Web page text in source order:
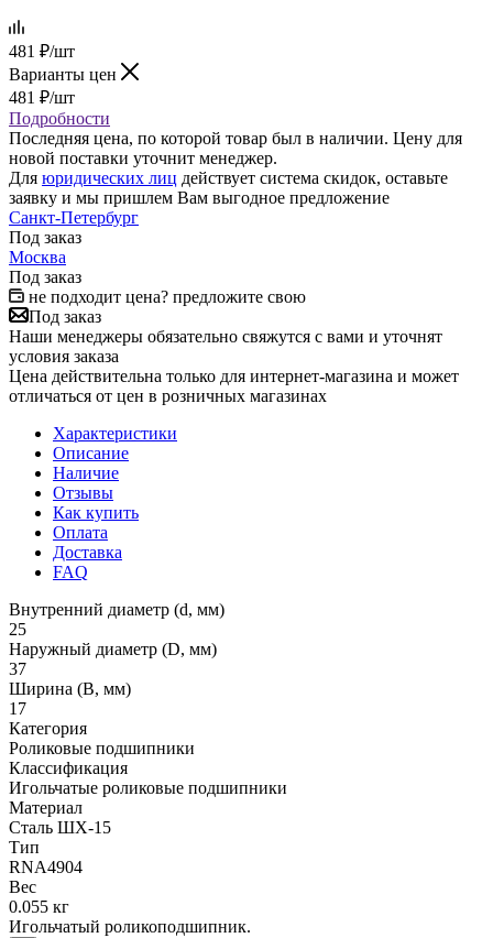
481 ₽/шт
Варианты цен
481 ₽/шт
Подробности
Последняя цена, по которой товар был в наличии. Цену для
новой поставки уточнит менеджер.
Для юридических лиц действует система скидок, оставьте
заявку и мы пришлем Вам выгодное предложение
Санкт-Петербург
Под заказ
Москва
Под заказ
не подходит цена? предложите свою
Под заказ
Наши менеджеры обязательно свяжутся с вами и уточнят
условия заказа
Цена действительна только для интернет-магазина и может
отличаться от цен в розничных магазинах
Характеристики
Описание
Наличие
Отзывы
Как купить
Оплата
Доставка
FAQ
Внутренний диаметр (d, мм)
25
Наружный диаметр (D, мм)
37
Ширина (B, мм)
17
Категория
Роликовые подшипники
Классификация
Игольчатые роликовые подшипники
Материал
Сталь ШХ-15
Тип
RNA4904
Вес
0.055 кг
Игольчатый роликоподшипник.